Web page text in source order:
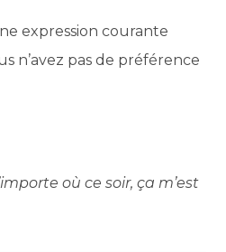
expression courante
n’avez pas de préférence
où ce soir, ça m’est